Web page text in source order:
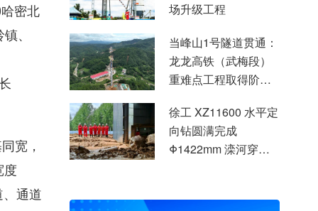
密北
、
宽，
度
通道
场升级工程
当峰山1号隧道贯通：
龙龙高铁（武梅段）
重难点工程取得阶段
徐工 XZ11600 水平定
向钻圆满完成
Φ1422mm 滦河穿越